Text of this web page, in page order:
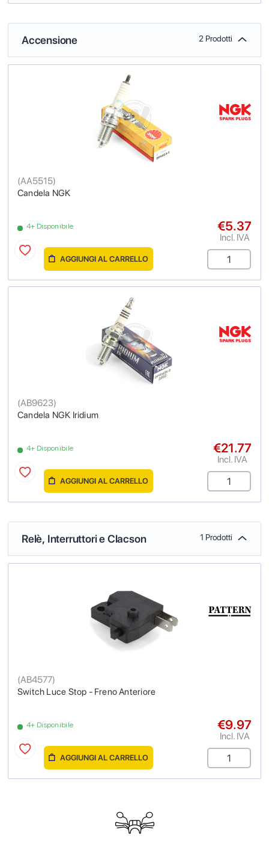
Accensione 2 Prodotti
Candela NGK
(AA5515)
4+ Disponibile €5.37
Incl. IVA
AGGIUNGI AL CARRELLO
Candela NGK Iridium
(AB9623)
4+ Disponibile €21.77
Incl. IVA
AGGIUNGI AL CARRELLO
Relè, Interruttori e Clacson 1 Prodotti
Switch Luce Stop - Freno Anteriore
(AB4577)
4+ Disponibile €9.97
Incl. IVA
AGGIUNGI AL CARRELLO